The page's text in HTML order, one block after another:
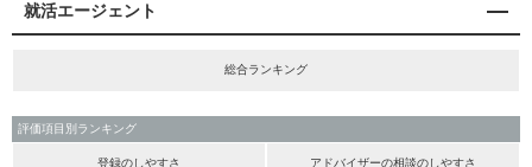
就活エージェント
総合ランキング
評価項目別ランキング
登録のしやすさ アドバイザーの相談のしやすさ